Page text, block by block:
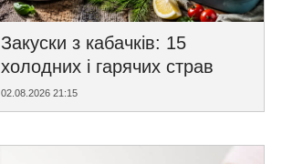
Закуски з кабачків: 15
холодних і гарячих страв
02.08.2026 21:15